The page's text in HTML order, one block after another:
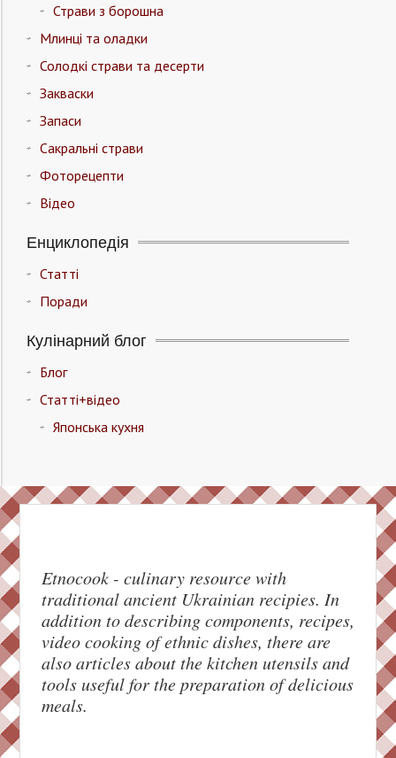
Страви з борошна
Млинці та оладки
Солодкі страви та десерти
Закваски
Запаси
Сакральні страви
Фоторецепти
Відео
Енциклопедія
Статті
Поради
Кулінарний блог
Блог
Статті+відео
Японська кухня
Etnocook - culinary resource with
traditional ancient Ukrainian recipies. In
addition to describing components, recipes,
video cooking of ethnic dishes, there are
also articles about the kitchen utensils and
tools useful for the preparation of delicious
meals.
Facebook
Pinterest